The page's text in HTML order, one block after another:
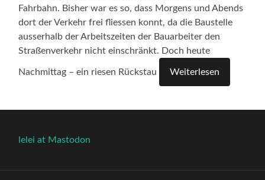
Fahrbahn. Bisher war es so, dass Morgens und Abends
dort der Verkehr frei fliessen konnt, da die Baustelle
ausserhalb der Arbeitszeiten der Bauarbeiter den
Straßenverkehr nicht einschränkt. Doch heute
Nachmittag – ein riesen Rückstau Weiterlesen
lelei at Mastodon